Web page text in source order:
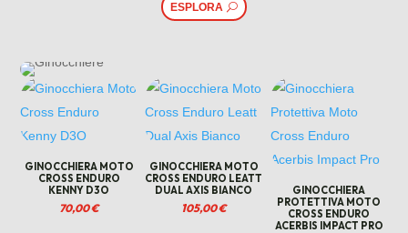
ESPLORA
GINOCCHIERA MOTO
CROSS ENDURO
KENNY D3O
70,00€
GINOCCHIERA MOTO
CROSS ENDURO LEATT
DUAL AXIS BIANCO
105,00€
GINOCCHIERA
PROTETTIVA MOTO
CROSS ENDURO
ACERBIS IMPACT PRO